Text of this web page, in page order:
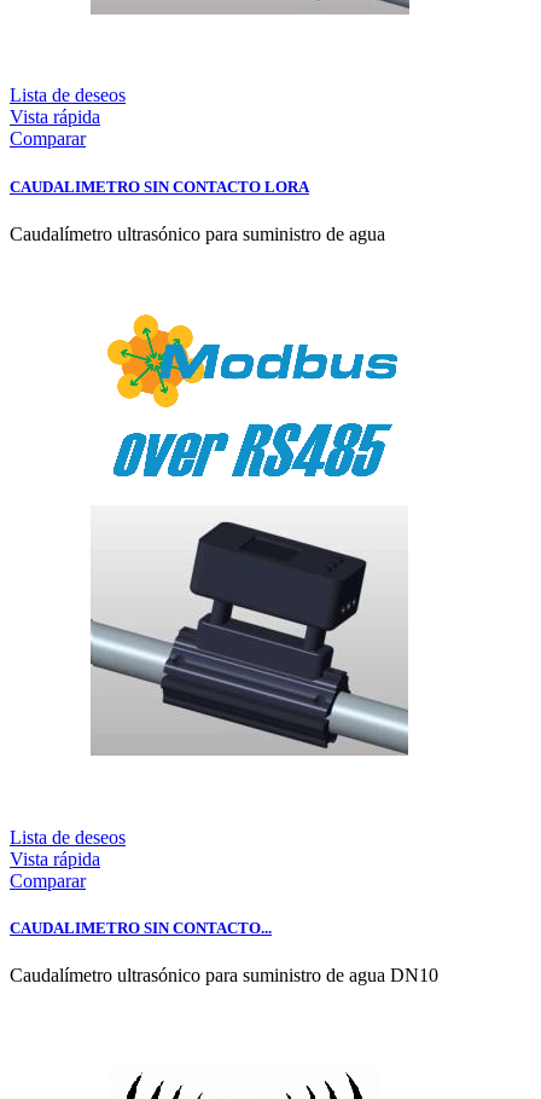
Lista de deseos
Vista rápida
Comparar
CAUDALIMETRO SIN CONTACTO LORA
Caudalímetro ultrasónico para suministro de agua
Lista de deseos
Vista rápida
Comparar
CAUDALIMETRO SIN CONTACTO...
Caudalímetro ultrasónico para suministro de agua DN10